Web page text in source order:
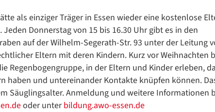
als einziger Träger in Essen wieder eine kostenlose
Donnerstag von 15 bis 16.30 Uhr gibt es in den
auf der Wilhelm-Segerath-Str. 93 unter der Leitung
Eltern mit deren Kindern. Kurz vor Weihnachten
Regenbogengruppe, in der Eltern und Kinder erleben,
haben und untereinander Kontakte knüpfen können.
Säuglingsalter. Anmeldung und weitere Informationen
oder unterbildung.awo-essen.de
Datenschutzerklärung
Datenschutzerklärung
Google Datenschutzerklärung
Übersetzen
/